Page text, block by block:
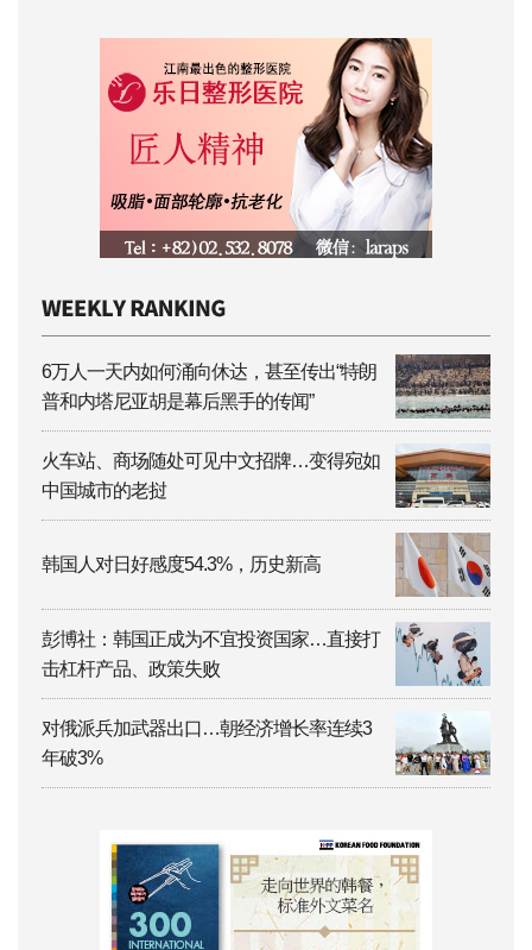
6万人一天内如何涌向休达，甚至传出“特朗
普和内塔尼亚胡是幕后黑手的传闻”
火车站、商场随处可见中文招牌…变得宛如
中国城市的老挝
韩国人对日好感度54.3%，历史新高
彭博社：韩国正成为不宜投资国家…直接打
击杠杆产品、政策失败
对俄派兵加武器出口…朝经济增长率连续3
年破3%